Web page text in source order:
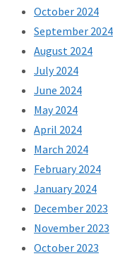
October 2024
September 2024
August 2024
July 2024
June 2024
May 2024
April 2024
March 2024
February 2024
January 2024
December 2023
November 2023
October 2023